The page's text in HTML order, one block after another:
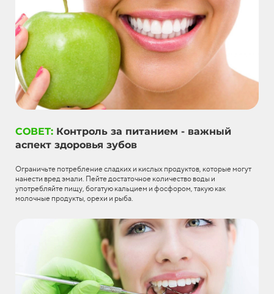
СОВЕТ: Контроль за питанием - важный
аспект здоровья зубов
Ограничьте потребление сладких и кислых продуктов, которые могут
нанести вред эмали. Пейте достаточное количество воды и
употребляйте пищу, богатую кальцием и фосфором, такую как
молочные продукты, орехи и рыба.